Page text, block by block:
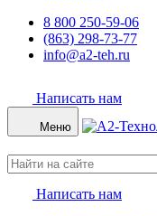
8 800 250-59-06
(863) 298-73-77
info@a2-teh.ru
Написать нам
Меню
Написать нам